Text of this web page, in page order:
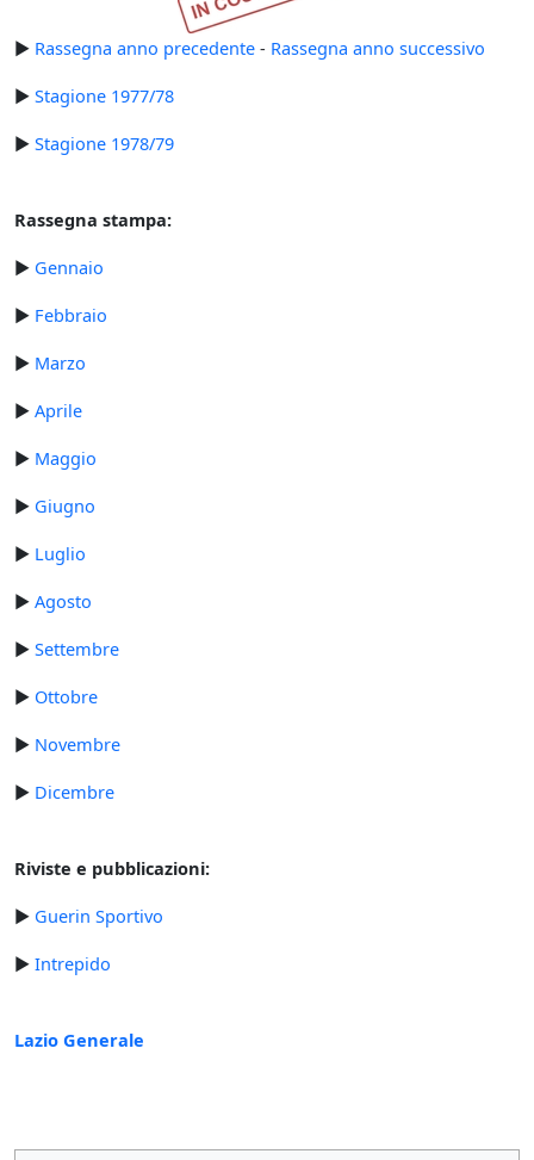
► Rassegna anno precedente - Rassegna anno successivo
► Stagione 1977/78
► Stagione 1978/79
Rassegna stampa:
► Gennaio
► Febbraio
► Marzo
► Aprile
► Maggio
► Giugno
► Luglio
► Agosto
► Settembre
► Ottobre
► Novembre
► Dicembre
Riviste e pubblicazioni:
► Guerin Sportivo
► Intrepido
Lazio Generale